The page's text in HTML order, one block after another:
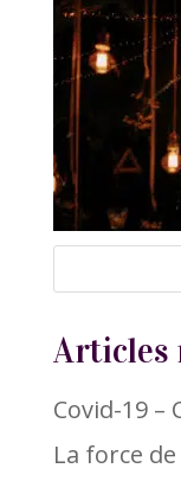
Articles
Covid-19 –
La force